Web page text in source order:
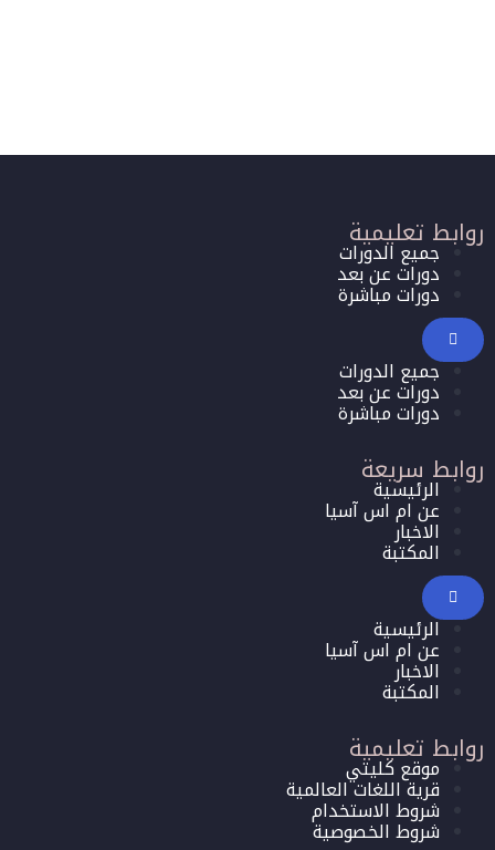
روابط تعليمية
جميع الدورات
دورات عن بعد
دورات مباشرة
جميع الدورات
دورات عن بعد
دورات مباشرة
روابط سريعة
الرئيسية
عن ام اس آسيا
الاخبار
المكتبة
الرئيسية
عن ام اس آسيا
الاخبار
المكتبة
روابط تعليمية
موقع كليتي
قرية اللغات العالمية
شروط الاستخدام
شروط الخصوصية